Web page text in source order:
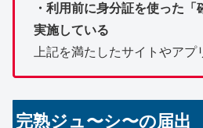
・利用前に身分証を使った
実施している
上記を満たしたサイトやアプ
完熟ジュ〜シ〜の届出